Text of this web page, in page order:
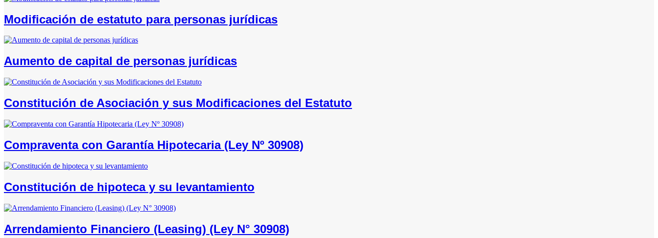
Modificación de estatuto para personas jurídicas
Aumento de capital de personas jurídicas
Constitución de Asociación y sus Modificaciones del Estatuto
Compraventa con Garantía Hipotecaria (Ley Nº 30908)
Constitución de hipoteca y su levantamiento
Arrendamiento Financiero (Leasing) (Ley N° 30908)